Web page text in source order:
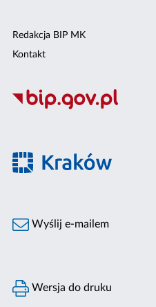
Redakcja BIP MK
Kontakt
Wyślij e-mailem
Wersja do druku